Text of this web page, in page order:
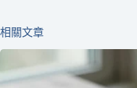
相關文章